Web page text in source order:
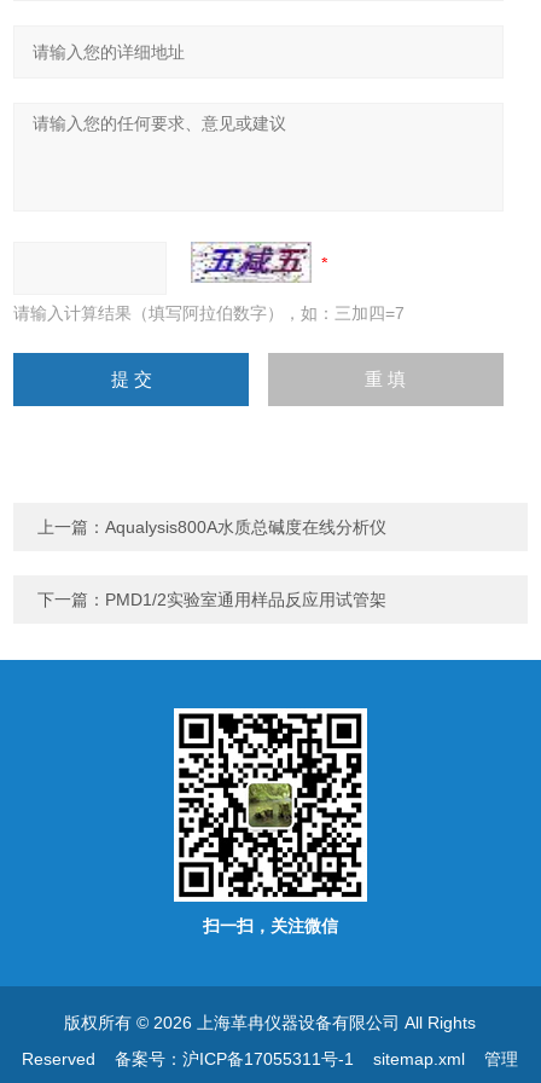
请输入计算结果（填写阿拉伯数字），如：三加四=7
上一篇：Aqualysis800A水质总碱度在线分析仪
下一篇： PMD1/2实验室通用样品反应用试管架
扫一扫，关注微信
版权所有 © 2026 上海革冉仪器设备有限公司 All Rights
Reserved备案号：沪ICP备17055311号-1 sitemap.xml 管理